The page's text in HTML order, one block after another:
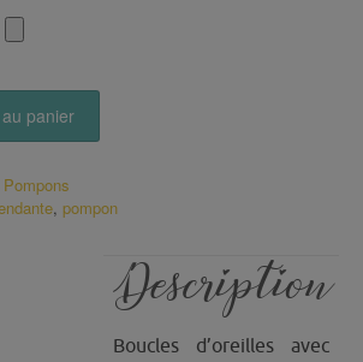
panier
Pompons
, pompon
Description
Boucles d’oreilles avec